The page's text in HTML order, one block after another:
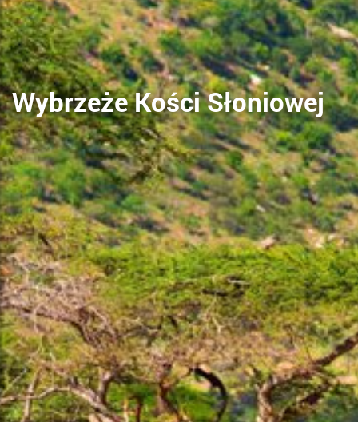
Wybrzeże Kości Słoniowej